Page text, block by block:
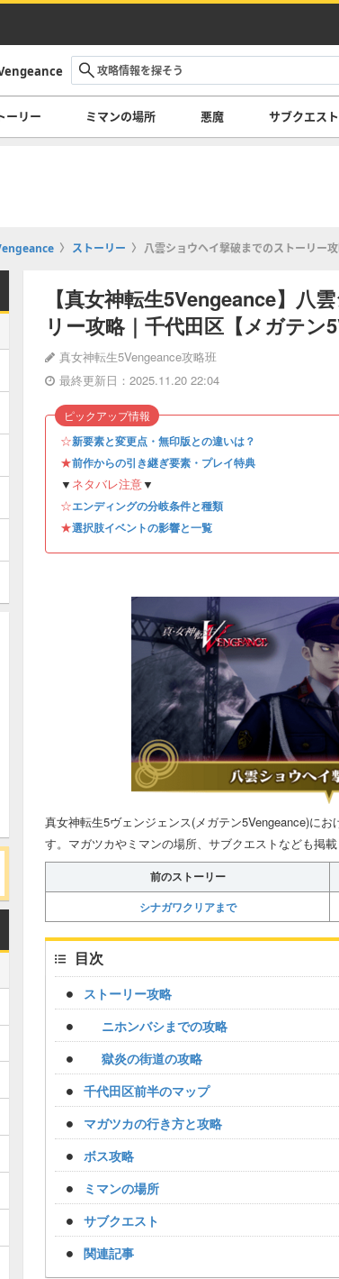
ーリー ミマンの場所 悪魔 サブクエスト
ストーリー 八雲ショウヘイ撃破までのストーリー
【真女神転生5Vengeance】八
リー攻略｜千代田区【メガテン
真女神転生5Vengeance攻略班
最終更新日：2025.11.20 22:04
☆新要素と変更点・無印版との違いは？
★前作からの引き継ぎ要素・プレイ特典
▼ ネタバレ注意▼
☆エンディングの分岐条件と種類
★選択肢イベントの影響と一覧
ピックアップ情報
真女神転生5ヴェンジェンス(メガテン5Vengeance)に
す。マガツカやミマンの場所、サブクエストなども掲載
前のストーリー
シナガワクリアまで
目次
ストーリー攻略
ニホンバシまでの攻略
獄炎の街道の攻略
千代田区前半のマップ
マガツカの行き方と攻略
ボス攻略
ミマンの場所
サブクエスト
関連記事